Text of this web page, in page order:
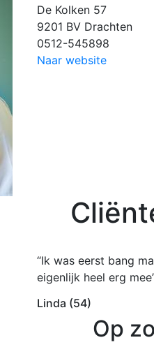
De Kolken 57
9201 BV Drachten
0512-545898
Naar website
“Ik was eerst bang
eigenlijk heel erg
Linda (54)
Op